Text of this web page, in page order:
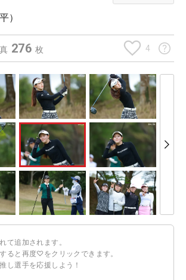
）
276 枚 4
て追加されます。
ると再度♡をクリックできます。
し選手を応援しよう！